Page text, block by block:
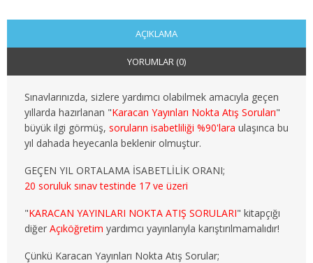
3. SINIF 6. YARIYIL KAMU
4. SINIF 7. YARIYIL KAMU
4. SINIF 8. YARIYIL KAMU
MALİYE
1. SINIF 2. YARIYIL MALİYE
2. SINIF 3. YARIYIL MALİYE
2. SINIF 4. YARIYIL MALİYE
AÇIKLAMA
YORUMLAR (0)
Sınavlarınızda, sizlere yardımcı olabilmek amacıyla geçen
yıllarda hazırlanan "Karacan Yayınları Nokta Atış Soruları"
büyük ilgi görmüş, soruların isabetliliği %90'lara ulaşınca bu
yıl dahada heyecanla beklenir olmuştur.
GEÇEN YIL ORTALAMA İSABETLİLİK ORANI;
20 soruluk sınav testinde 17 ve üzeri
"KARACAN YAYINLARI NOKTA ATIŞ SORULARI" kitapçığı
diğer Açıköğretim yardımcı yayınlarıyla karıştırılmamalıdır!
Çünkü Karacan Yayınları Nokta Atış Sorular;